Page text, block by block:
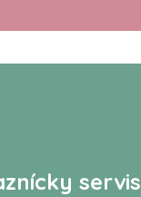
servis